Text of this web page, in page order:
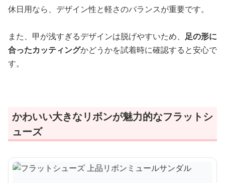
休日用なら、デザイン性と軽さのバランスが重要です。
また、甲が浅すぎるデザインは脱げやすいため、 足の形に
合ったカッティングかどうかを試着時に確認すると安心で
す。
かわいい大きなリボンが魅力的なフラットシ
ューズ